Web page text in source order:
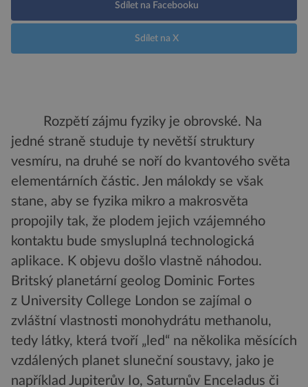
Sdílet na Facebooku
Sdílet na X
Rozpětí zájmu fyziky je obrovské. Na
jedné straně studuje ty nevětší struktury
vesmíru, na druhé se noří do kvantového světa
elementárních částic. Jen málokdy se však
stane, aby se fyzika mikro a makrosvěta
propojily tak, že plodem jejich vzájemného
kontaktu bude smysluplná technologická
aplikace. K objevu došlo vlastně náhodou.
Britský planetární geolog Dominic Fortes
z University College London se zajímal o
zvláštní vlastnosti monohydrátu methanolu,
tedy látky, která tvoří „led“ na několika měsících
vzdálených planet sluneční soustavy, jako je
například Jupiterův Io, Saturnův Enceladus či